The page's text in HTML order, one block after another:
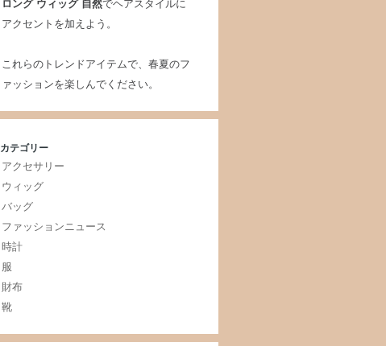
ロング ウィッグ 自然でヘアスタイルに
アクセントを加えよう。
これらのトレンドアイテムで、春夏のフ
ァッションを楽しんでください。
カテゴリー
アクセサリー
ウィッグ
バッグ
ファッションニュース
時計
服
財布
靴